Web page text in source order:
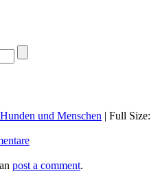
und Menschen | Full Size:
post a comment.